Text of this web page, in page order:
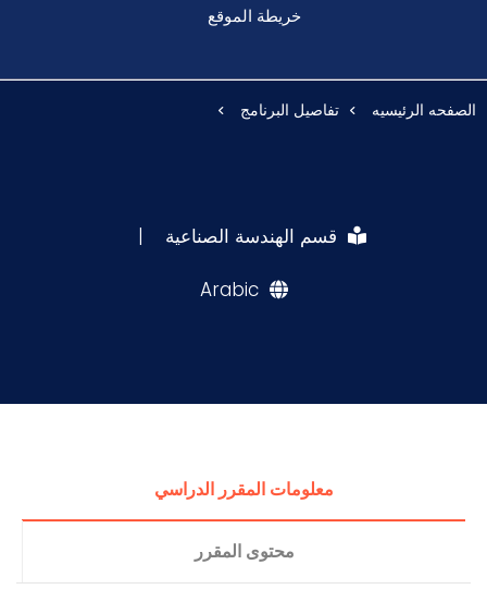
خريطة الموقع
الصفحه الرئيسيه تفاصيل البرنامج
قسم الهندسة الصناعية |
Arabic
معلومات المقرر الدراسي
محتوى المقرر